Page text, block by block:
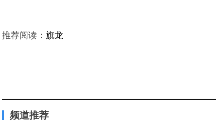
推荐阅读：旗龙
频道推荐